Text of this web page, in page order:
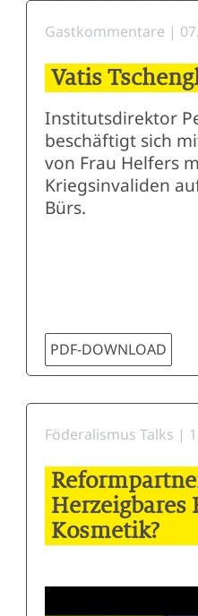
Gastkommentare |
Vatis
Institutsdirektor
beschäftigt sich
von Frau Helfers
Kriegsinvaliden
Bürs.
PDF-DOWNLOAD
Föderalismus Talks |
Herzeigbares
Kosmetik?